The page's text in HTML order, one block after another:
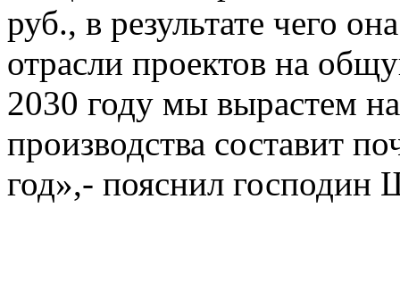
руб., в результате чего
отрасли проектов на
2030 году мы вырастем
производства составит
год»,- пояснил господин